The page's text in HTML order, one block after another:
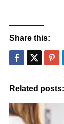
Share this:
Related posts: